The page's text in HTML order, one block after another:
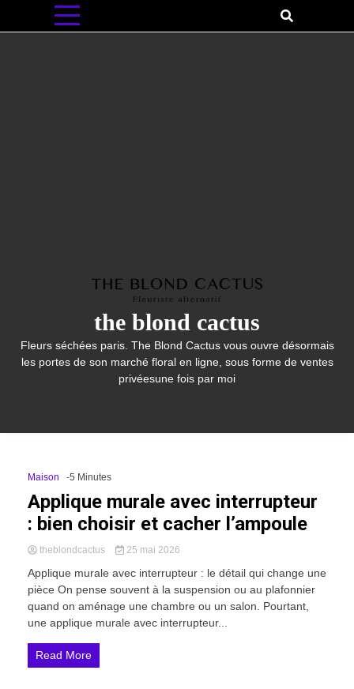
the blond cactus
Fleurs séchées paris. The Blond Cactus vous ouvre désormais
les portes de son marché floral en ligne, sous forme de ventes
privéesune fois par moi
Maison -5 Minutes
Applique murale avec interrupteur
: bien choisir et cacher l’ampoule
theblondcactus 25 mai 2026
Applique murale avec interrupteur : le détail qui change une
pièce On pense souvent à la suspension ou au plafonnier
quand on aménage une chambre ou un salon. Pourtant,
une applique murale avec interrupteur...
Read More